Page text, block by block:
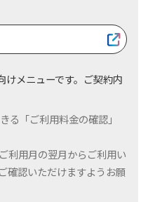
けメニューです。ご契約内
る「ご利用料金の確認」
利用月の翌月からご利用い
確認いただけますようお願